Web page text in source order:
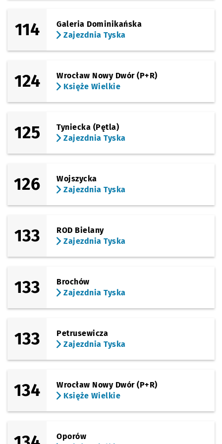
114
Galeria Dominikańska
Zajezdnia Tyska
124
Wrocław Nowy Dwór (P+R)
Księże Wielkie
125
Tyniecka (Pętla)
Zajezdnia Tyska
126
Wojszycka
Zajezdnia Tyska
133
ROD Bielany
Zajezdnia Tyska
133
Brochów
Zajezdnia Tyska
133
Petrusewicza
Zajezdnia Tyska
134
Wrocław Nowy Dwór (P+R)
Księże Wielkie
Oporów